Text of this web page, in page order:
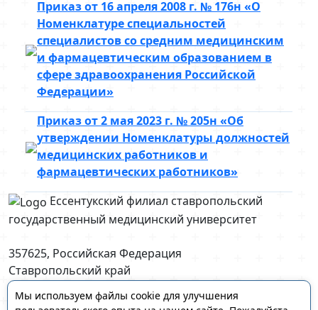
Мы используем файлы cookie для улучшения
Приказ от 16 апреля 2008 г. № 176н «О
Номенклатуре специальностей
специалистов со средним медицинским
и фармацевтическим образованием в
сфере здравоохранения Российской
Федерации»
Приказ от 2 мая 2023 г. № 205н «Об
утверждении Номенклатуры должностей
медицинских работников и
фармацевтических работников»
Ессентукский филиал ставропольский
государственный медицинский университет
357625, Российская Федерация
Ставропольский край
г. Ессентуки, ул. Пятигорская, д. 123
essentFil@stgmu.ru